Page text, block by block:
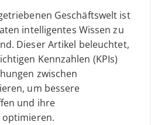
Geschäftswelt ist
intelligentes Wissen zu
Dieser Artikel beleuchtet,
Kennzahlen (KPIs)
zwischen
um bessere
und ihre
optimieren.